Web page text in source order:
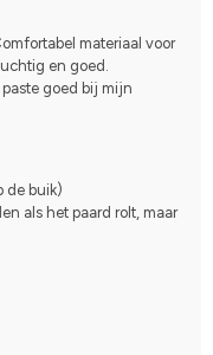
materiaal voor
en goed.
goed bij mijn
de buik)
als het paard rolt, maar